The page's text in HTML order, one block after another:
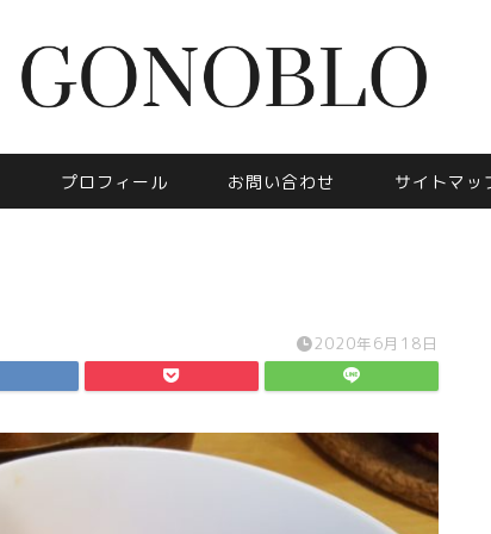
プロフィール お問い合わせ サイトマッ
2020年6月18日